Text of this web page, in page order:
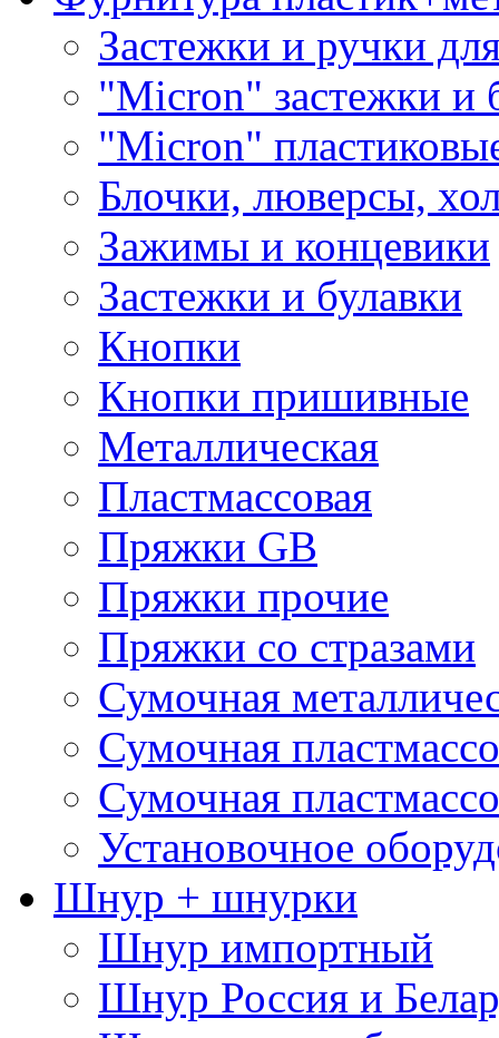
Застежки и ручки
"Micron" застежки и
"Micron"
Блочки, люверсы,
Зажимы и концевики
Застежки и булавки
Кнопки
Кнопки пришивные
Металлическая
Пластмассовая
Пряжки GB
Пряжки прочие
Пряжки со стразами
Сумочная
Сумочная
Сумочная
Установочное
Шнур + шнурки
Шнур импортный
Шнур Россия и